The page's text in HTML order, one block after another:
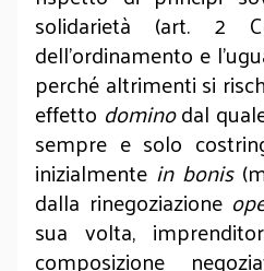
solidarietà (art. 2
dell’ordinamento e
perché altrimenti si
effetto dominodal
sempre e solo
inizialmente in bonis
dalla rinegoziazione
sua volta,
composizione